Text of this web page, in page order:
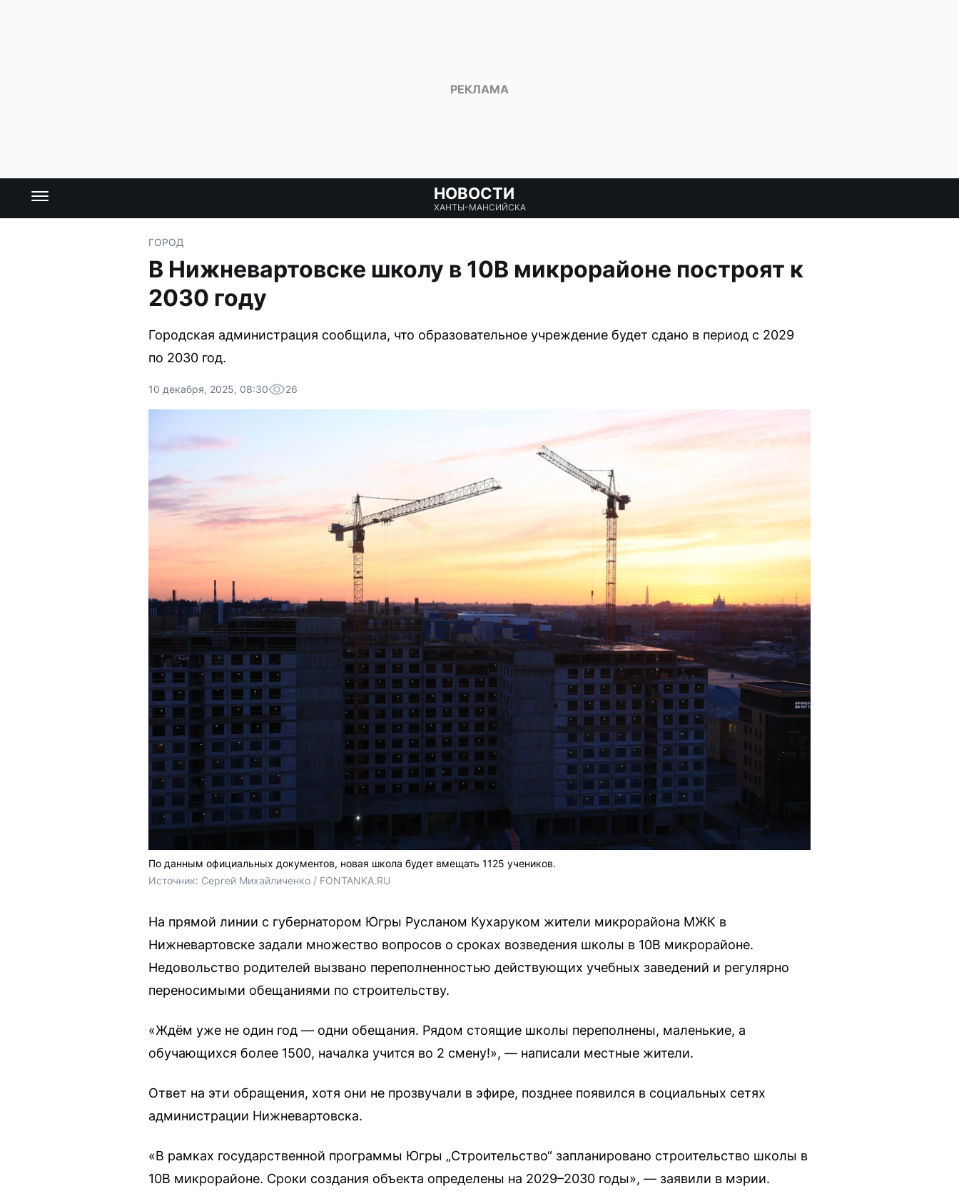
НОВОСТИ
ХАНТЫ-МАНСИЙСКА
ГОРОД
В Нижневартовске школу в 10В микрорайоне построят к
2030 году
Городская администрация сообщила, что образовательное учреждение будет сдано в период с 2029
по 2030 год.
10 декабря, 2025, 08:30 26
По данным официальных документов, новая школа будет вмещать 1125 учеников.
Источник: Сергей Михайличенко / FONTANKA.RU
На прямой линии с губернатором Югры Русланом Кухаруком жители микрорайона МЖК в
Нижневартовске задали множество вопросов о сроках возведения школы в 10В микрорайоне.
Недовольство родителей вызвано переполненностью действующих учебных заведений и регулярно
переносимыми обещаниями по строительству.
«Ждём уже не один год — одни обещания. Рядом стоящие школы переполнены, маленькие, а
обучающихся более 1500, началка учится во 2 смену!», — написали местные жители.
Ответ на эти обращения, хотя они не прозвучали в эфире, позднее появился в социальных сетях
администрации Нижневартовска.
«В рамках государственной программы Югры „Строительство“ запланировано строительство школы в
10В микрорайоне. Сроки создания объекта определены на 2029–2030 годы», — заявили в мэрии.